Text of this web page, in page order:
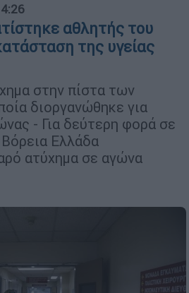
αθλητής του
της υγείας
στην πίστα των
διοργανώθηκε για
- Για δεύτερη φορά σε
Ελλάδα
ατύχημα σε αγώνα